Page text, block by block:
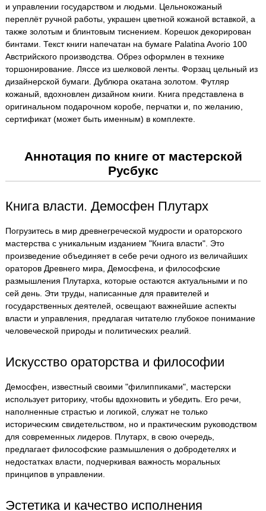
и управлении государством и людьми. Цельнокожаный
переплёт ручной работы, украшен цветной кожаной вставкой, а
также золотым и блинтовым тиснением. Корешок декорирован
бинтами. Текст книги напечатан на бумаге Palatina Avorio 100
Австрийского производства. Обрез оформлен в технике
торшонирование. Ляссе из шелковой ленты. Форзац цельный из
дизайнерской бумаги. Дублюра окатана золотом. Футляр
кожаный, вдохновлен дизайном книги. Книга представлена в
оригинальном подарочном коробе, перчатки и, по желанию,
сертификат (может быть именным) в комплекте.
Аннотация по книге от мастерской
Русбукс
Книга власти. Демосфен Плутарх
Погрузитесь в мир древнегреческой мудрости и ораторского
мастерства с уникальным изданием "Книга власти". Это
произведение объединяет в себе речи одного из величайших
ораторов Древнего мира, Демосфена, и философские
размышления Плутарха, которые остаются актуальными и по
сей день. Эти труды, написанные для правителей и
государственных деятелей, освещают важнейшие аспекты
власти и управления, предлагая читателю глубокое понимание
человеческой природы и политических реалий.
Искусство ораторства и философии
Демосфен, известный своими "филиппиками", мастерски
использует риторику, чтобы вдохновить и убедить. Его речи,
наполненные страстью и логикой, служат не только
историческим свидетельством, но и практическим руководством
для современных лидеров. Плутарх, в свою очередь,
предлагает философские размышления о добродетелях и
недостатках власти, подчеркивая важность моральных
принципов в управлении.
Эстетика и качество исполнения